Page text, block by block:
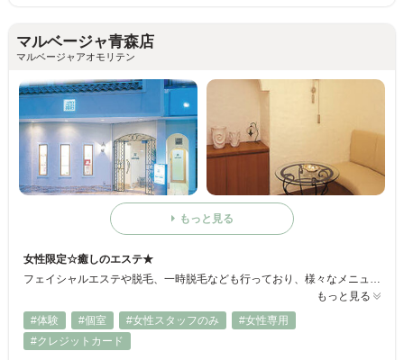
マルベージャ青森店
マルベージャアオモリテン
もっと見る
女性限定☆癒しのエステ★
フェイシャルエステや脱毛、一時脱毛なども行っており、様々なメニューを豊富に取り入れています♪会員制度もあり、リピーター率もとても高く、お客様からも高評価で満足していただいております★日々の疲れを癒しに是非ご来店下さい♪
もっと見る
#体験
#個室 #女性スタッフのみ
#女性専用
#クレジットカード